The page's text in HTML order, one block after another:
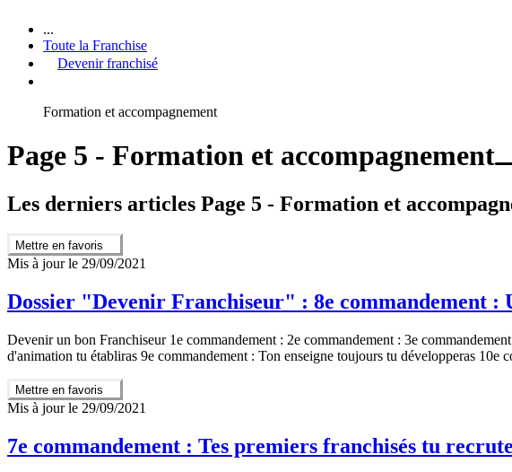
...
Toute la Franchise
Devenir franchisé
Formation et accompagnement
Page 5 - Formation et accompagnement
Les derniers articles Page 5 - Formation et
Mettre en favoris
Mis à jour le 29/09/2021
Dossier "Devenir Franchiseur" : 8e commandement
Devenir un bon Franchiseur 1e commandement : 2e commandement : 3e
d'animation tu établiras 9e commandement : Ton enseigne toujours tu développeras 10e
Mettre en favoris
Mis à jour le 29/09/2021
7e commandement : Tes premiers franchisés tu